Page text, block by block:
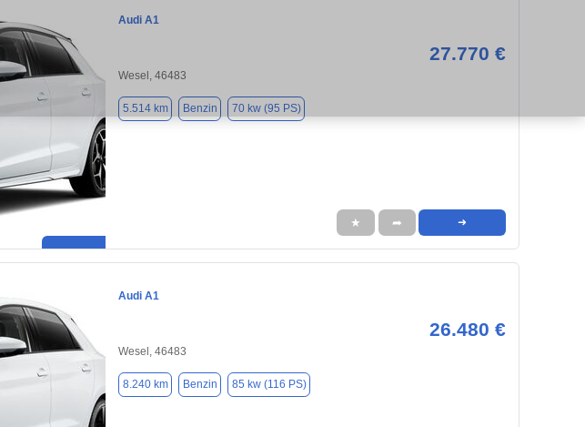
Audi A1
27.770 €
Wesel, 46483
5.514 km Benzin 70 kw (95 PS)
★ ➦ ➜
Audi A1
26.480 €
Wesel, 46483
8.240 km Benzin 85 kw (116 PS)